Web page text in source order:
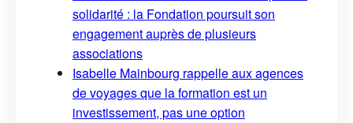
solidarité : la Fondation poursuit son
engagement auprès de plusieurs
associations
Isabelle Mainbourg rappelle aux agences
de voyages que la formation est un
investissement, pas une option